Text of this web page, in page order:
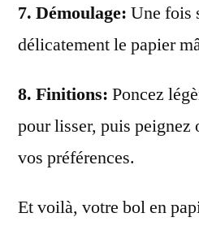
7. Démoulage: Une fois
délicatement le papier
8. Finitions: Poncez
pour lisser, puis peignez
vos préférences.
Et voilà, votre bol en